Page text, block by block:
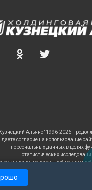
Альянс" 1996-2026
даете согласие на использование
персональных данных в целях
статистических
релевантной